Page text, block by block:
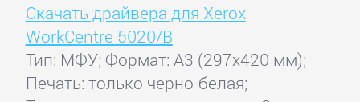
Скачать драйвера для Xerox
WorkCentre 5020/B
Тип: МФУ; Формат: A3 (297x420 мм);
Печать: только черно-белая;